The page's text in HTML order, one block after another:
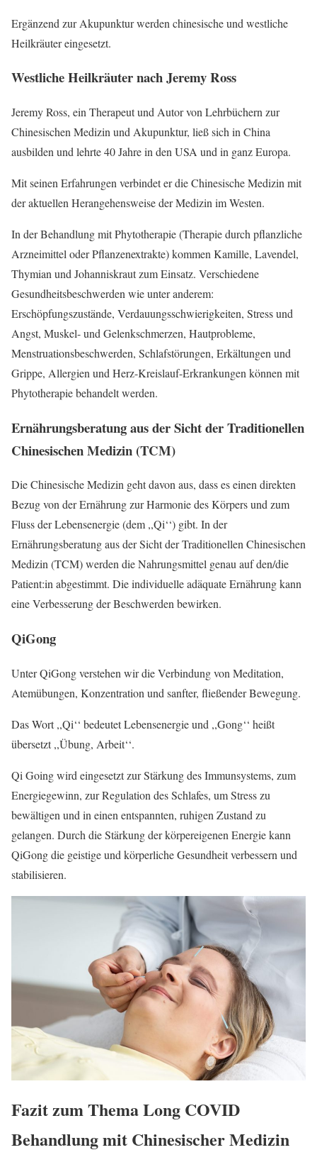
Ergänzend zur Akupunktur werden chinesische und westliche
Heilkräuter eingesetzt.
Westliche Heilkräuter nach Jeremy Ross
Jeremy Ross, ein Therapeut und Autor von Lehrbüchern zur
Chinesischen Medizin und Akupunktur, ließ sich in China
ausbilden und lehrte 40 Jahre in den USA und in ganz Europa.
Mit seinen Erfahrungen verbindet er die Chinesische Medizin mit
der aktuellen Herangehensweise der Medizin im Westen.
In der Behandlung mit Phytotherapie (Therapie durch pflanzliche
Arzneimittel oder Pflanzenextrakte) kommen Kamille, Lavendel,
Thymian und Johanniskraut zum Einsatz. Verschiedene
Gesundheitsbeschwerden wie unter anderem:
Erschöpfungszustände, Verdauungsschwierigkeiten, Stress und
Angst, Muskel- und Gelenkschmerzen, Hautprobleme,
Menstruationsbeschwerden, Schlafstörungen, Erkältungen und
Grippe, Allergien und Herz-Kreislauf-Erkrankungen können mit
Phytotherapie behandelt werden.
Ernährungsberatung aus der Sicht der Traditionellen
Chinesischen Medizin (TCM)
Die Chinesische Medizin geht davon aus, dass es einen direkten
Bezug von der Ernährung zur Harmonie des Körpers und zum
Fluss der Lebensenergie (dem ,,Qi‘‘) gibt. In der
Ernährungsberatung aus der Sicht der Traditionellen Chinesischen
Medizin (TCM) werden die Nahrungsmittel genau auf den/die
Patient:in abgestimmt. Die individuelle adäquate Ernährung kann
eine Verbesserung der Beschwerden bewirken.
QiGong
Unter QiGong verstehen wir die Verbindung von Meditation,
Atemübungen, Konzentration und sanfter, fließender Bewegung.
Das Wort ,,Qi‘‘ bedeutet Lebensenergie und ,,Gong‘‘ heißt
übersetzt ,,Übung, Arbeit‘‘.
Qi Going wird eingesetzt zur Stärkung des Immunsystems, zum
Energiegewinn, zur Regulation des Schlafes, um Stress zu
bewältigen und in einen entspannten, ruhigen Zustand zu
gelangen. Durch die Stärkung der körpereigenen Energie kann
QiGong die geistige und körperliche Gesundheit verbessern und
stabilisieren.
Fazit zum Thema Long COVID
Behandlung mit Chinesischer Medizin